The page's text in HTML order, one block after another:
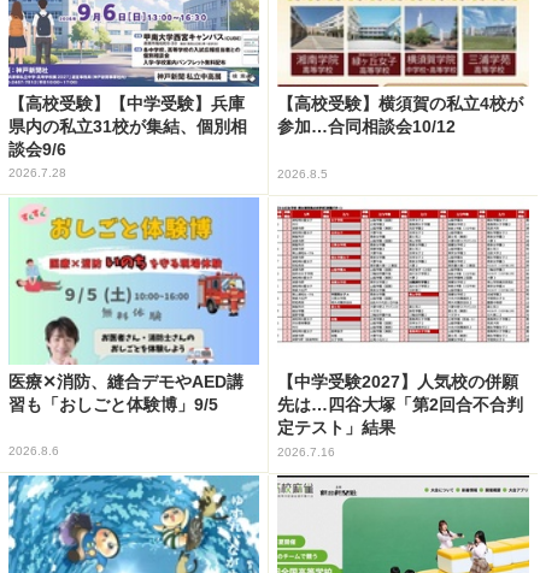
【高校受験】【中学受験】兵庫
県内の私立31校が集結、個別相
談会9/6
2026.7.28
【高校受験】横須賀の私立4校が
参加…合同相談会10/12
2026.8.5
医療✕消防、縫合デモやAED講
習も「おしごと体験博」9/5
2026.8.6
【中学受験2027】人気校の併願
先は…四谷大塚「第2回合不合判
定テスト」結果
2026.7.16